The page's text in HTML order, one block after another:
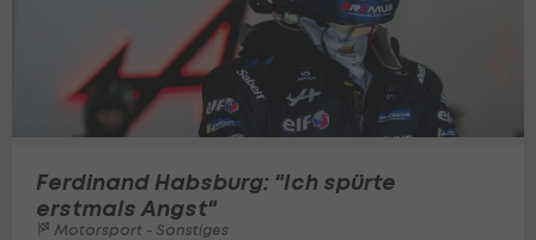
Ferdinand Habsburg: "Ich spürte
erstmals Angst"
Motorsport - Sonstiges